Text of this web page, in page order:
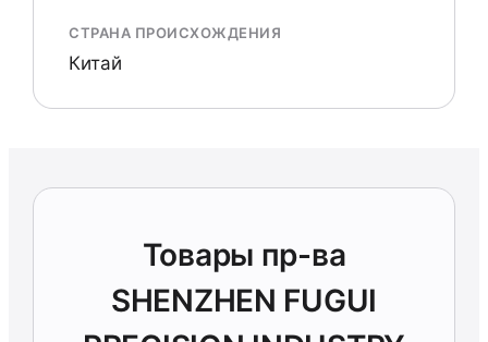
СТРАНА ПРОИСХОЖДЕНИЯ
Китай
Товары пр-ва
SHENZHEN FUGUI